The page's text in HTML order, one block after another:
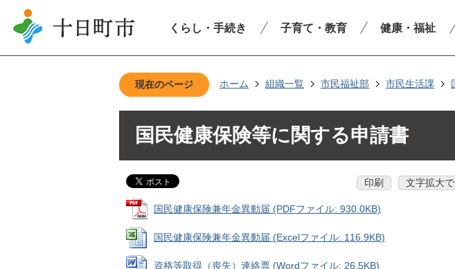
くらし・手続き 子育て・教育 健康・福祉
現在のページ ホーム 組織一覧 市民福祉部 市民生活課
国民健康保険等に関する申請書
印刷 文字拡大で
国民健康保険兼年金異動届 (PDFファイル: 930.0KB)
国民健康保険兼年金異動届 (Excelファイル: 116.9KB)
資格等取得（喪失）連絡票 (Wordファイル: 26.5KB)